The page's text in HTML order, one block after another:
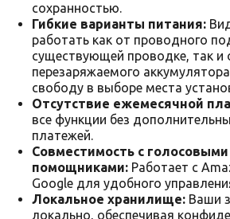
сохранностью.
Гибкие варианты питания:
работать как от проводного
существующей проводке, так и
перезаряжаемого
свободу в выборе места
Отсутствие ежемесячной
все функции без
платежей.
Совместимость с голосовыми
помощниками: Работает с
Google для удобного
Локальное хранилище: Ваши
локально, обеспечивая